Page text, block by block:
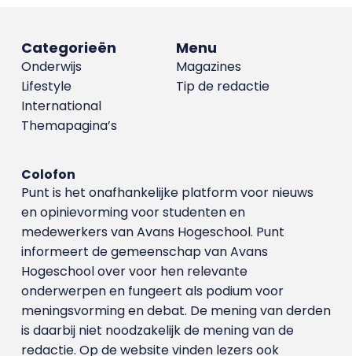
Menu
Magazines
Tip de redactie
Categorieën
Onderwijs
Lifestyle
International
Themapagina’s
Colofon
Punt is het onafhankelijke platform voor nieuws
en opinievorming voor studenten en
medewerkers van Avans Hoge­school. Punt
informeert de gemeenschap van Avans
Hogeschool over voor hen relevante
onderwerpen en fungeert als podium voor
meningsvorming en debat. De mening van derden
is daarbij niet noodzakelijk de mening van de
redactie. Op de website vinden lezers ook